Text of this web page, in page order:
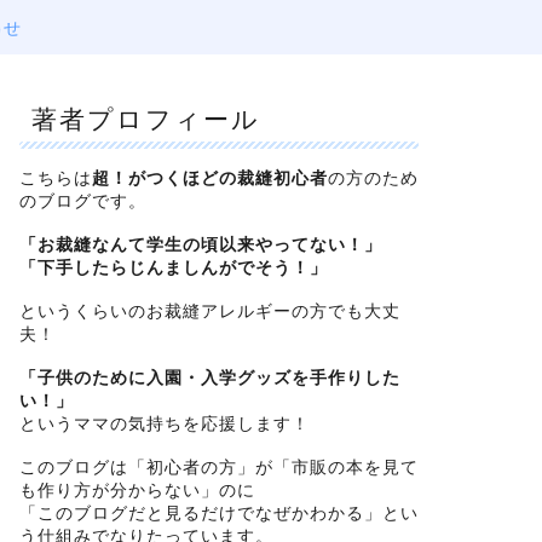
著者プロフィール
こちらは超！がつくほどの裁縫初心者の方のため
のブログです。
「お裁縫なんて学生の頃以来やってない！」
「下手したらじんましんがでそう！」
というくらいのお裁縫アレルギーの方でも大丈
夫！
「子供のために入園・入学グッズを手作りした
い！」
というママの気持ちを応援します！
このブログは「初心者の方」が「市販の本を見て
も作り方が分からない」のに
「このブログだと見るだけでなぜかわかる」とい
う仕組みでなりたっています。